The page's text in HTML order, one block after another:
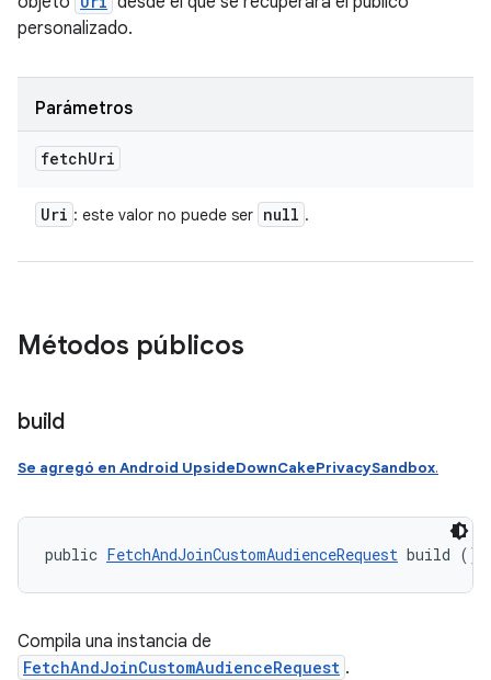
personalizado.
Parámetros
fetchUri
Uri : este valor no puede ser null .
Métodos públicos
build
Se agregó en Android UpsideDownCakePrivacySandbox.
public FetchAndJoinCustomAudienceRequest build ()
Compila una instancia de
FetchAndJoinCustomAudienceRequest .